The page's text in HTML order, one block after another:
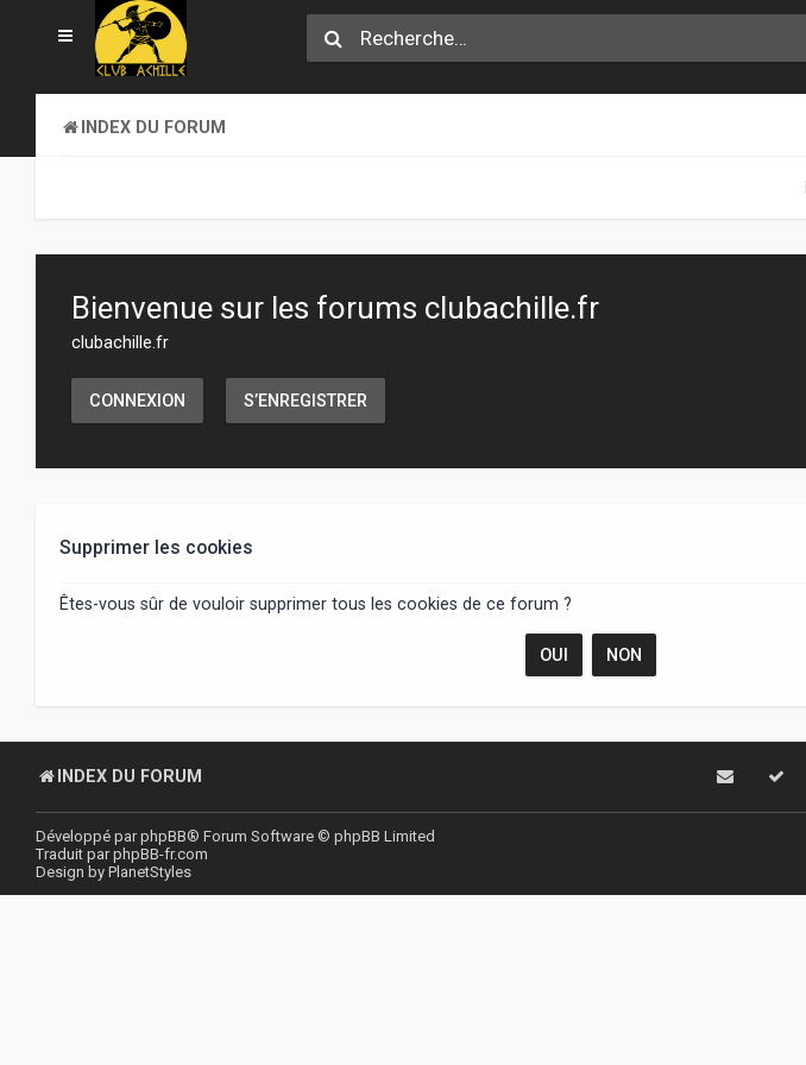
INDEX DU FORUM
Bienvenue sur les forums clubachille.fr
clubachille.fr
CONNEXION S’ENREGISTRER
Supprimer les cookies
Êtes-vous sûr de vouloir supprimer tous les cookies de ce forum ?
INDEX DU FORUM
Développé parphpBB® Forum Software © phpBB Limited
Traduit parphpBB-fr.com
Design by PlanetStyles